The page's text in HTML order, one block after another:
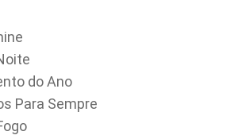
do Ano
Para Sempre